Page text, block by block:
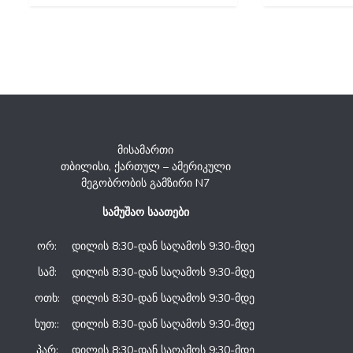
მისამართი
თბილისი, ქართულ – ამერიკული
მეგობრობის გამზირი N7
სამუშაო საათები
ორ:
დილის 8:30-დან საღამოს 9:30-მდე
სამ:
დილის 8:30-დან საღამოს 9:30-მდე
ოთხ:
დილის 8:30-დან საღამოს 9:30-მდე
ხუთ::
დილის 8:30-დან საღამოს 9:30-მდე
პარ:
დილის 8:30-დან საღამოს 9:30-მდე